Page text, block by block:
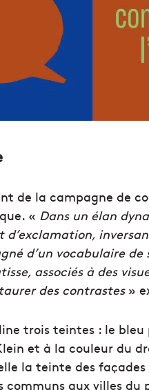
de la campagne de
« Dans un élan
d’un vocabulaire de
associés à des
des contrastes»
trois teintes : le bleu
et à la couleur du
la teinte des façades
aux villes du